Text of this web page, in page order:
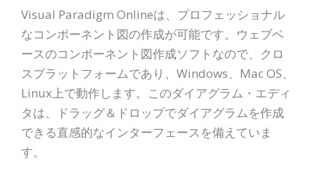
Visual Paradigm Onlineは、プロフェッショナル
なコンポーネント図の作成が可能です。ウェブベ
ースのコンポーネント図作成ソフトなので、クロ
スプラットフォームであり、Windows、Mac OS、
Linux上で動作します。このダイアグラム・エディ
タは、ドラッグ＆ドロップでダイアグラムを作成
できる直感的なインターフェースを備えていま
す。